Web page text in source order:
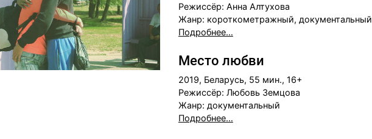
Режиссёр: Анна Алтухова
Жанр: короткометражный, документальный
Подробнее…
Место любви
2019, Беларусь, 55 мин., 16+
Режиссёр: Любовь Земцова
Жанр: документальный
Подробнее…